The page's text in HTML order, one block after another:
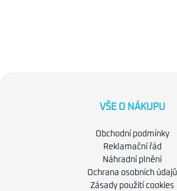
VŠE O NÁKUPU
Obchodní podmínky
Reklamační řád
Náhradní plnění
Ochrana osobních údajů
Zásady použití cookies